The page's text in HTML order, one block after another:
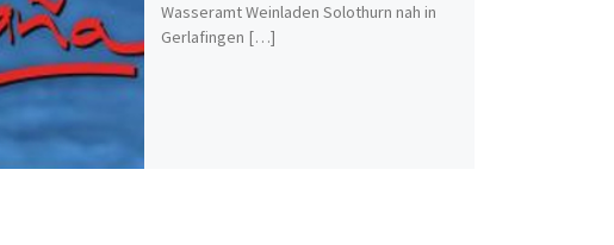
Wasseramt Weinladen Solothurn nah in
Gerlafingen […]